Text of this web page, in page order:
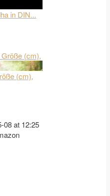
in DIN...
(cm),
08 at 12:25